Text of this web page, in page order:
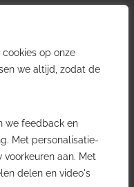
op onze
we altijd, zodat de
we feedback en
Met personalisatie-
aan. Met
delen en video's
sector in uw inbox.